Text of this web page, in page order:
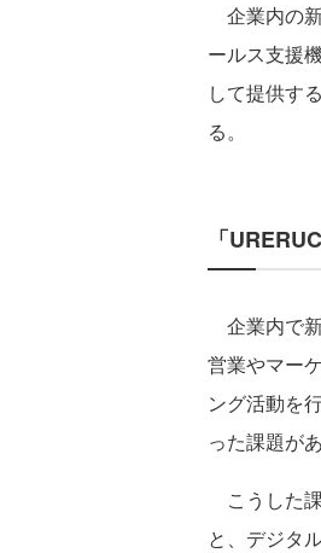
企業内の
ールス支援
して提供す
る。
「
企業内で
営業やマー
ング活動を
った課題が
こうした
と、デジタ